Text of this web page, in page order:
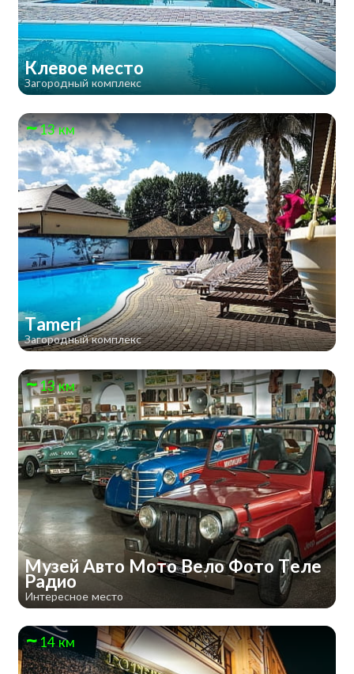
Клевое место
Загородный комплекс
13 км
Tameri
Загородный комплекс
13 км
Музей Авто Мото Вело Фото Теле
Радио
Интересное место
14 км